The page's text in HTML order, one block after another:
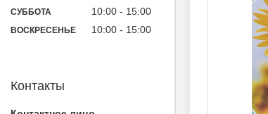
СУББОТА 10:00 15:00
ВОСКРЕСЕНЬЕ 10:00 15:00
Контакты